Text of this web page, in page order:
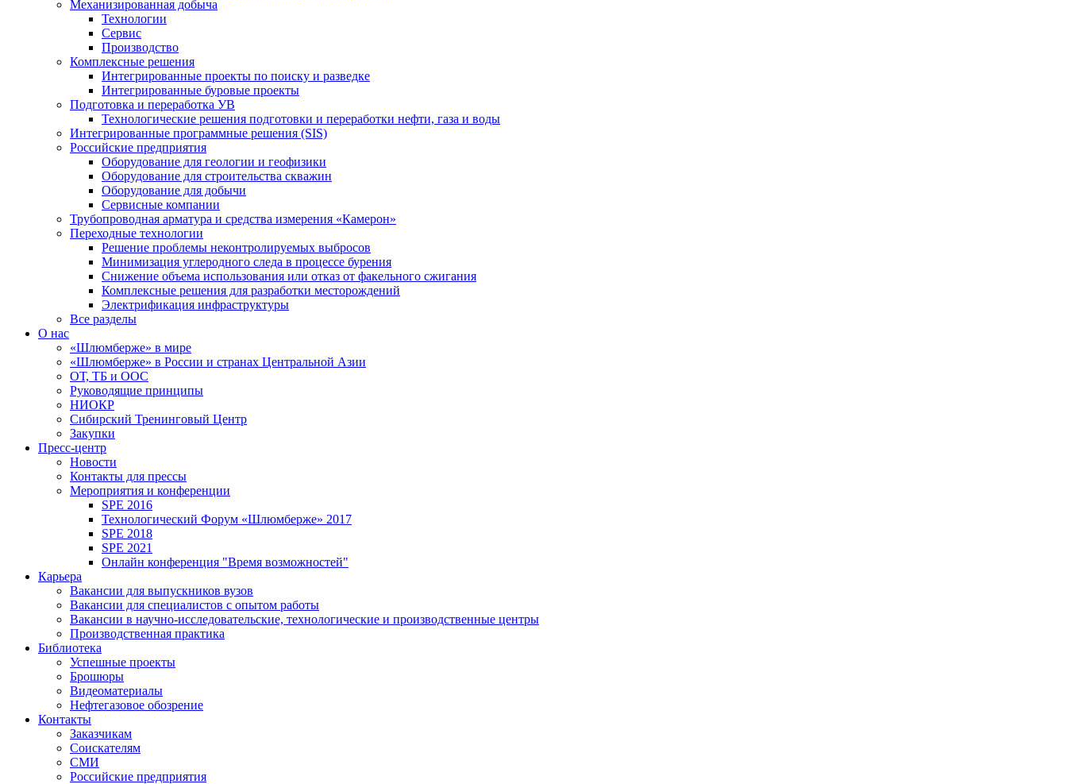
Механизированная добыча
Технологии
Сервис
Производство
Комплексные решения
Интегрированные проекты по поиску и разведке
Интегрированные буровые проекты
Подготовка и переработка УВ
Технологические решения подготовки и переработки нефти, газа и воды
Интегрированные программные решения (SIS)
Российские предприятия
Оборудование для геологии и геофизики
Оборудование для строительства скважин
Оборудование для добычи
Сервисные компании
Трубопроводная арматура и средства измерения «Камерон»
Переходные технологии
Решение проблемы неконтролируемых выбросов
Минимизация углеродного следа в процессе бурения
Снижение объема использования или отказ от факельного сжигания
Комплексные решения для разработки месторождений
Электрификация инфраструктуры
Все разделы
О нас
«Шлюмберже» в мире
«Шлюмберже» в России и странах Центральной Азии
ОТ, ТБ и ООС
Руководящие принципы
НИОКР
Сибирский Тренинговый Центр
Закупки
Пресс-центр
Новости
Контакты для прессы
Мероприятия и конференции
SPE 2016
Технологический Форум «Шлюмберже» 2017
SPE 2018
SPE 2021
Онлайн конференция "Время возможностей"
Карьера
Вакансии для выпускников вузов
Вакансии для специалистов с опытом работы
Вакансии в научно-исследовательские, технологические и производственные центры
Производственная практика
Библиотека
Успешные проекты
Брошюры
Видеоматериалы
Нефтегазовое обозрение
Контакты
Заказчикам
Соискателям
СМИ
Российские предприятия